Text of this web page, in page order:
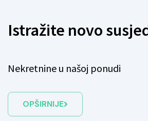
Istražite novo
Nekretnine u našoj ponudi
OPŠIRNIJE